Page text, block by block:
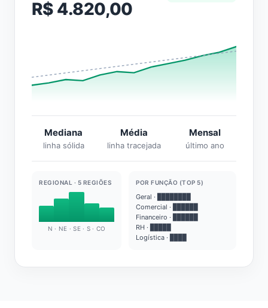
R$ 4.820,00
Mediana
linha sólida
Média
linha tracejada
Mensal
último ano
REGIONAL · 5 REGIÕES
N · NE · SE · S · CO
POR FUNÇÃO (TOP 5)
Geral · ████████
Comercial · ██████
Financeiro · ██████
RH · █████
Logística · ████